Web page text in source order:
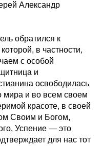
Александр
обратился к
в частности,
с особой
и
освободилась
мира и во всем своем
красоте, в своей
Своим и Богом,
Успение — это
для нас тот